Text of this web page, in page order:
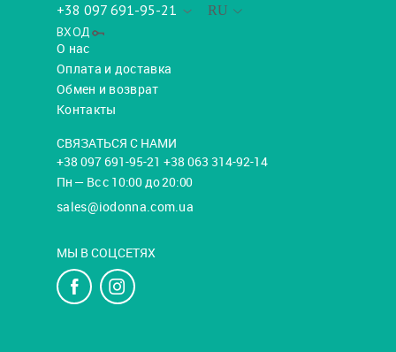
RU
+38 097 691-95-21
ВХОД
О нас
Оплата и доставка
Обмен и возврат
Контакты
СВЯЗАТЬСЯ С НАМИ
+38 097 691-95-21 +38 063 314-92-14
Пн — Вс с 10:00 до 20:00
sales@iodonna.com.ua
МЫ В СОЦСЕТЯХ